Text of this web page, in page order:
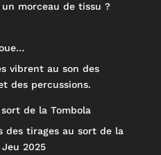
un morceau de tissu ?
vibrent au son des
des percussions.
de la Tombola
des tirages au sort de la
2025